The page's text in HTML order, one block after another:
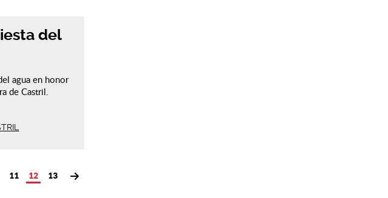
del
agua en honor
de Castril.
11 12 13